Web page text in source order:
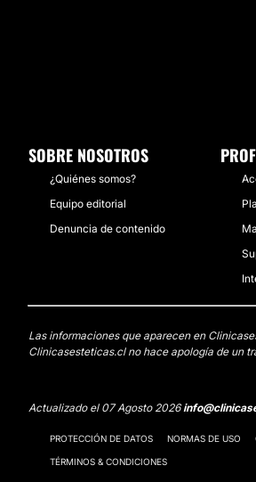
SOBRE NOSOTROS
¿Quiénes somos?
Equipo editorial
Denuncia de contenido
Las informaciones que aparecen en
Clinicasesteticas.cl no hace apología de un
Actualizado el 07 Agosto 2026
PROTECCIÓN DE DATOS NORMAS DE USO
TÉRMINOS & CONDICIONES